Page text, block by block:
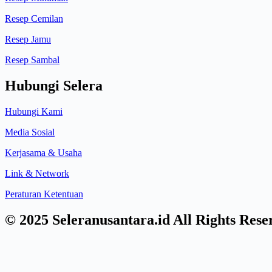
Resep Cemilan
Resep Jamu
Resep Sambal
Hubungi Selera
Hubungi Kami
Media Sosial
Kerjasama & Usaha
Link & Network
Peraturan Ketentuan
© 2025 Seleranusantara.id All Rights